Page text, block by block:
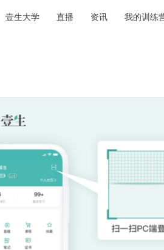
壹生大学 直播 资讯 我的训练